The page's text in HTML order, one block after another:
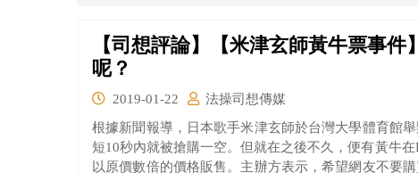
【司想評論】【米津玄師黃牛票事
呢？
2019-01-22
法操司想傳媒
根據新聞報導，日本歌手米津玄師於台灣大學體育館
短10秒內就被搶購一空。但就在之後不久，便有黃牛
以原價數倍的價格販售。主辦方表示，希望網友不要